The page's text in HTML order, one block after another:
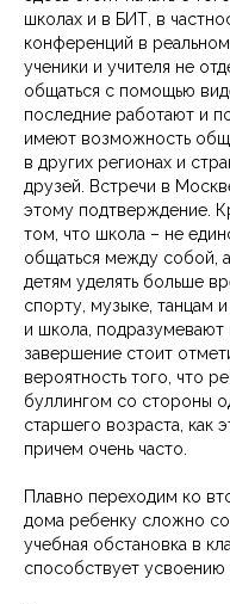
школах и в БИТ, в
конференций в
ученики и учителя не
общаться с помощью
последние работают и
имеют возможность
в других регионах и
друзей. Встречи в
этому подтверждение.
том, что школа – не
общаться между собой,
детям уделять больше
спорту, музыке, танцам
и школа,
завершение стоит
вероятность того, что
буллингом со стороны
старшего возраста, как
причем очень часто.
Плавно переходим ко
дома ребенку сложно
учебная обстановка в
способствует усвоению